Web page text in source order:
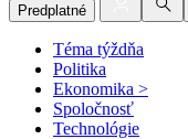
Predplatné
Téma týždňa
Politika
Ekonomika >
Spoločnosť
Technológie